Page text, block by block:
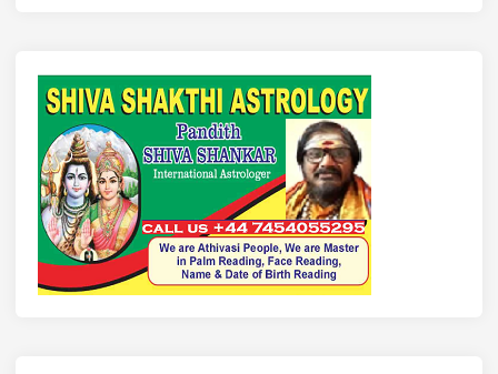
யி
ல்
கொ
ல்
ப்
ப
ட்